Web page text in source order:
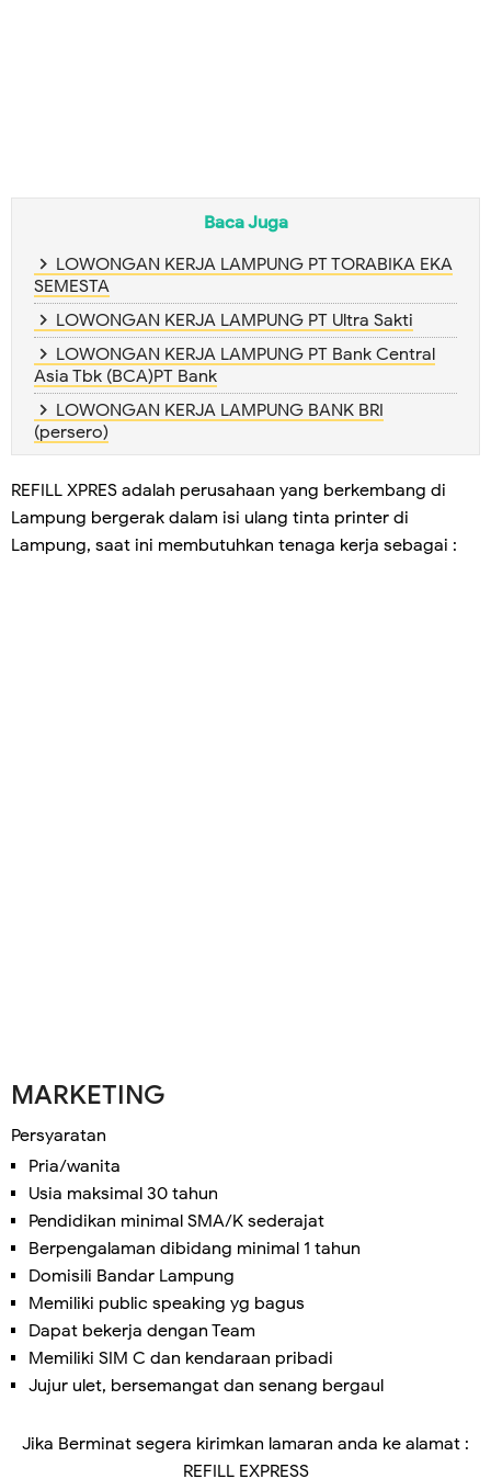
Baca Juga
LOWONGAN KERJA LAMPUNG PT TORABIKA EKA
SEMESTA
LOWONGAN KERJA LAMPUNG PT Ultra Sakti
LOWONGAN KERJA LAMPUNG PT Bank Central
Asia Tbk (BCA)PT Bank
LOWONGAN KERJA LAMPUNG BANK BRI
(persero)
REFILL XPRES adalah perusahaan yang berkembang di
Lampung bergerak dalam isi ulang tinta printer di
Lampung, saat ini membutuhkan tenaga kerja sebagai :
MARKETING
Persyaratan
Pria/wanita
Usia maksimal 30 tahun
Pendidikan minimal SMA/K sederajat
Berpengalaman dibidang minimal 1 tahun
Domisili Bandar Lampung
Memiliki public speaking yg bagus
Dapat bekerja dengan Team
Memiliki SIM C dan kendaraan pribadi
Jujur ulet, bersemangat dan senang bergaul
Jika Berminat segera kirimkan lamaran anda ke alamat :
REFILL EXPRESS